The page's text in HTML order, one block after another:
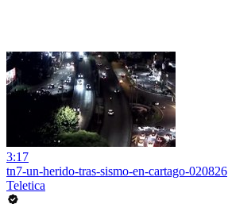
3:17
tn7-un-herido-tras-sismo-en-cartago-020826
Teletica